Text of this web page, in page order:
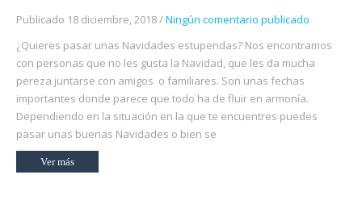
Publicado 18 diciembre, 2018 /Ningún comentario publicado
¿Quieres pasar unas Navidades estupendas? Nos encontramos
con personas que no les gusta la Navidad, que les da mucha
pereza juntarse con amigos o familiares. Son unas fechas
importantes donde parece que todo ha de fluir en armonía.
Dependiendo en la situación en la que te encuentres puedes
pasar unas buenas Navidades o bien se
Ver más